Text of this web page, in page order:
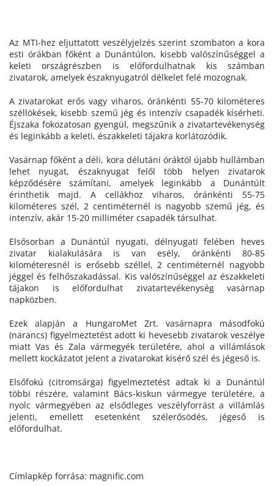
Az MTI-hez eljuttatott veszélyjelzés szerint szombaton a kora
esti órákban főként a Dunántúlon, kisebb valószínűséggel a
keleti országrészben is előfordulhatnak kis számban
zivatarok, amelyek északnyugatról délkelet felé mozognak.
A zivatarokat erős vagy viharos, óránkénti 55-70 kilométeres
széllökések, kisebb szemű jég és intenzív csapadék kísérheti.
Éjszaka fokozatosan gyengül, megszűnik a zivatartevékenység
és leginkább a keleti, északkeleti tájakra korlátozódik.
Vasárnap főként a déli, kora délutáni óráktól újabb hullámban
lehet nyugat, északnyugat felől több helyen zivatarok
képződésére számítani, amelyek leginkább a Dunántúlt
érinthetik majd. A cellákhoz viharos, óránkénti 55-75
kilométeres szél, 2 centiméternél is nagyobb szemű jég, és
intenzív, akár 15-20 milliméter csapadék társulhat.
Elsősorban a Dunántúl nyugati, délnyugati felében heves
zivatar kialakulására is van esély, óránkénti 80-85
kilométeresnél is erősebb széllel, 2 centiméternél nagyobb
jéggel és felhőszakadással. Kis valószínűséggel az északkeleti
tájakon is előfordulhat zivatartevékenység vasárnap
napközben.
Ezek alapján a HungaroMet Zrt. vasárnapra másodfokú
(narancs) figyelmeztetést adott ki hevesebb zivatarok veszélye
miatt Vas és Zala vármegyék területére, ahol a villámlások
mellett kockázatot jelent a zivatarokat kísérő szél és jégeső is.
Elsőfokú (citromsárga) figyelmeztetést adtak ki a Dunántúl
többi részére, valamint Bács-kiskun vármegye területére, a
nyolc vármegyében az elsődleges veszélyforrást a villámlás
jelenti, emellett esetenként szélerősödés, jégeső is
előfordulhat.
Címlapkép forrása: magnific.com